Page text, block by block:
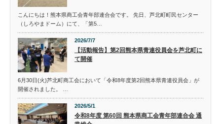
こんにちは！熊本県商工会青年部連合会です。 先日、芦北町町民センター
（しろやまドーム）にて、「第5…
2026/7/7
【活動報告】第2回熊本県青連役員会を芦北町に
て開催
6月30日(火)芦北町商工会において「令和8年度第2回熊本県青連役員会」が
開催されました。 …
2026/5/1
令和8年度 第60回 熊本県商工会青年部連合会 通